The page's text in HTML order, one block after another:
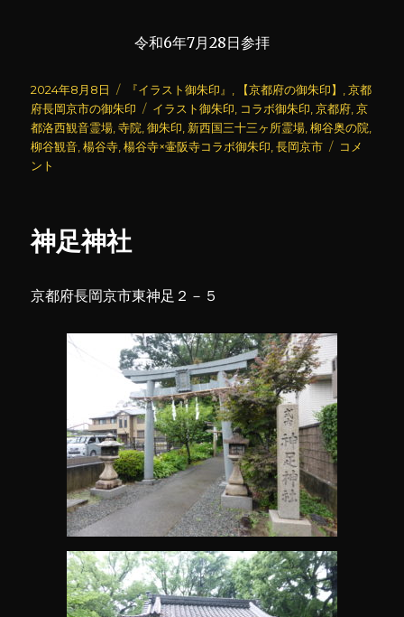
令和6年7月28日参拝
投
稿
日:
2024年8月8日
カ
テ
ゴ
リ
『イラスト御朱印』 【京都府の御朱印】 ,京都
府長岡京市の御朱印
タ
グ
イラスト御朱印 コラボ御朱印 ,京都府 ,京
都洛西観音霊場 ,寺院 ,御朱印 新西国三十三ヶ所霊場 ,柳谷奥の院
柳谷観音 ,楊谷寺 ,楊谷寺×壷阪寺コラボ御朱印 ,長岡京市
楊
コメ
ント
神足神社
京都府長岡京市東神足２－５